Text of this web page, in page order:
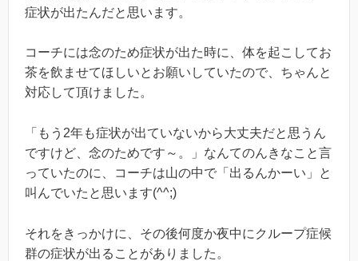
症状が出たんだと思います。
コーチには念のため症状が出た時に、体を起こしてお
茶を飲ませてほしいとお願いしていたので、ちゃんと
対応して頂けました。
「もう2年も症状が出ていないから大丈夫だと思うん
ですけど、念のためです～。」なんてのんきなこと言
っていたのに、コーチは山の中で「出るんかーい」と
叫んでいたと思います(^^;)
それをきっかけに、その後何度か夜中にクループ症候
群の症状が出ることがありました。